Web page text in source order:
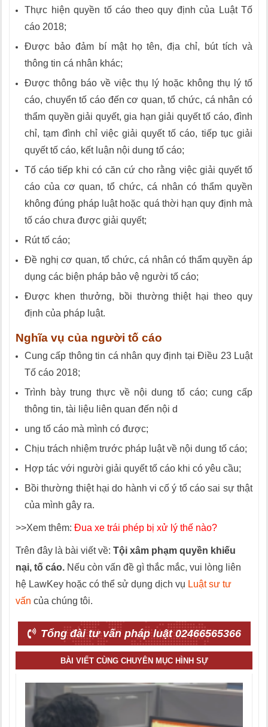
Thực hiện quyền tố cáo theo quy định của Luật Tố
cáo 2018;
Được bảo đảm bí mật họ tên, địa chỉ, bút tích và
thông tin cá nhân khác;
Được thông báo về việc thụ lý hoặc không thụ lý tố
cáo, chuyển tố cáo đến cơ quan, tổ chức, cá nhân có
thẩm quyền giải quyết, gia hạn giải quyết tố cáo, đình
chỉ, tạm đình chỉ việc giải quyết tố cáo, tiếp tục giải
quyết tố cáo, kết luận nội dung tố cáo;
Tố cáo tiếp khi có căn cứ cho rằng việc giải quyết tố
cáo của cơ quan, tổ chức, cá nhân có thẩm quyền
không đúng pháp luật hoặc quá thời hạn quy định mà
tố cáo chưa được giải quyết;
Rút tố cáo;
Đề nghị cơ quan, tổ chức, cá nhân có thẩm quyền áp
dụng các biện pháp bảo vệ người tố cáo;
Được khen thưởng, bồi thường thiệt hại theo quy
định của pháp luật.
Nghĩa vụ của người tố cáo
Cung cấp thông tin cá nhân quy định tại Điều 23 Luật
Tố cáo 2018;
Trình bày trung thực về nội dung tố cáo; cung cấp
thông tin, tài liệu liên quan đến nội d
ung tố cáo mà mình có được;
Chịu trách nhiệm trước pháp luật về nội dung tố cáo;
Hợp tác với người giải quyết tố cáo khi có yêu cầu;
Bồi thường thiệt hại do hành vi cố ý tố cáo sai sự thật
của mình gây ra.
>>Xem thêm: Đua xe trái phép bị xử lý thế nào?
Trên đây là bài viết về: Tội xâm phạm quyền khiếu
nại, tố cáo. Nếu còn vấn đề gì thắc mắc, vui lòng liên
hệ LawKey hoặc có thể sử dụng dịch vụ Luật sư tư
vấn của chúng tôi.
Tổng đài tư vấn pháp luật 02466565366
BÀI VIẾT CÙNG CHUYÊN MỤC HÌNH SỰ